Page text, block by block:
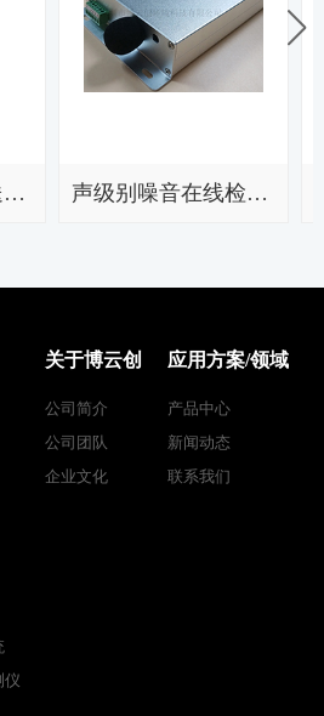
光照度传感器变送器BYC09-LW 声级别噪音在线检测仪BYC200-ZY
仪
关于博云创
公司简介
公司团队
企业文化
应用方案/领域
产品中心
新闻动态
联系我们